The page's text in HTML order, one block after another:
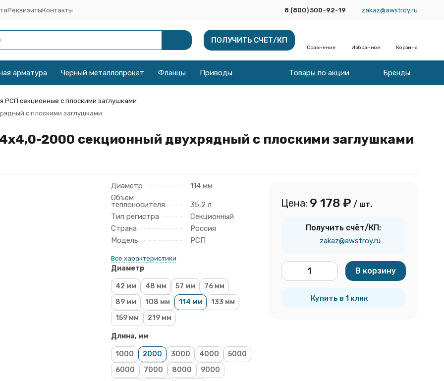
РеквизитыКонтакты 8 (800) 500-92-19 zakaz@awstroy.ru
ПОЛУЧИТЬ СЧЕТ/КП
Сравнение Избранное Корзина
арматура Черный металлопрокат Фланцы Приводы Товары по акции Бренды
РСП секционные с плоскими заглушками
с плоскими заглушками
2000 секционный двухрядный с плоскими заглушками
Диаметр
114 мм
Объем
теплоносителя
35,2 л
Тип регистра
Секционный
Страна
Россия
Модель
РСП
Все характеристики
Диаметр
42 мм 48 мм 57 мм
76 мм
89 мм
108 мм 114 мм
133 мм
159 мм
219 мм
Длина, мм
1000 2000 3000 4000
5000
6000
7000 8000
9000
Цена: 9 178 ₽ / шт.
Получить счёт/КП:
zakaz@awstroy.ru
В корзину
Купить в 1 клик